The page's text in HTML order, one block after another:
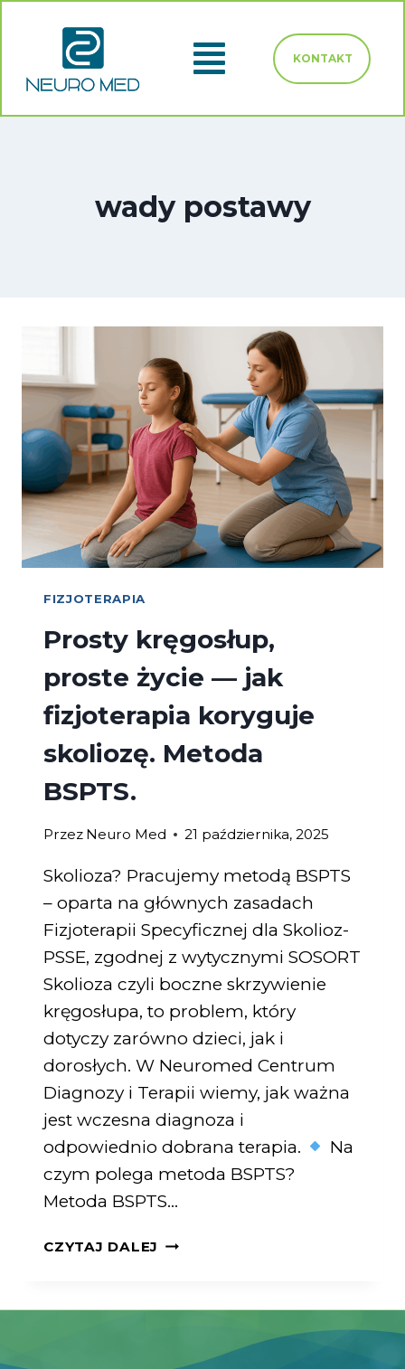
KONTAKT
wady postawy
FIZJOTERAPIA
Prosty kręgosłup,
proste życie — jak
fizjoterapia koryguje
skoliozę. Metoda
BSPTS.
Przez Neuro Med 21 października, 2025
Skolioza? Pracujemy metodą BSPTS
– oparta na głównych zasadach
Fizjoterapii Specyficznej dla Skolioz-
PSSE, zgodnej z wytycznymi SOSORT
Skolioza czyli boczne skrzywienie
kręgosłupa, to problem, który
dotyczy zarówno dzieci, jak i
dorosłych. W Neuromed Centrum
Diagnozy i Terapii wiemy, jak ważna
jest wczesna diagnoza i
odpowiednio dobrana terapia.
Na
czym polega metoda BSPTS?
Metoda BSPTS…
CZYTAJ DALEJ